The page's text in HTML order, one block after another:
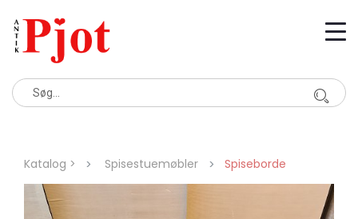
Katalog > Spisestuemøbler Spiseborde